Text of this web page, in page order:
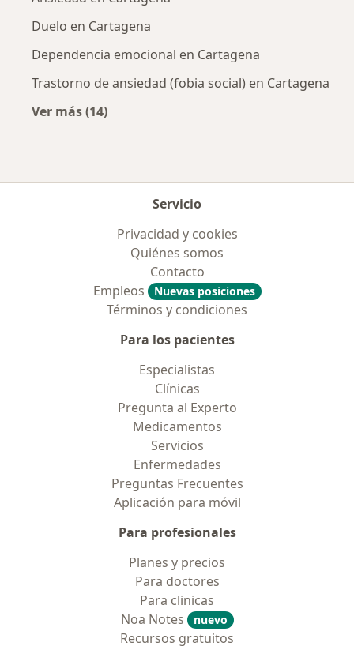
Duelo en Cartagena
Dependencia emocional en Cartagena
Trastorno de ansiedad (fobia social) en Cartagena
Ver más (14)
Servicio
Privacidad y cookies
Quiénes somos
Contacto
Empleos
Nuevas posiciones
Términos y condiciones
Para los pacientes
Especialistas
Clínicas
Pregunta al Experto
Medicamentos
Servicios
Enfermedades
Preguntas Frecuentes
Aplicación para móvil
Para profesionales
Planes y precios
Para doctores
Para clinicas
Noa Notes
nuevo
Recursos gratuitos